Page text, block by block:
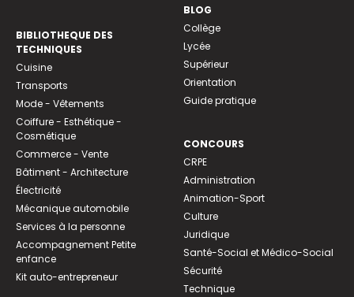
BIBLIOTHEQUE DES
TECHNIQUES
Cuisine
Transports
Mode - Vêtements
Coiffure - Esthétique -
Cosmétique
Commerce - Vente
Bâtiment - Architecture
Électricité
Mécanique automobile
Services à la personne
Accompagnement Petite
enfance
Kit auto-entrepreneur
BLOG
Collège
Lycée
Supérieur
Orientation
Guide pratique
CONCOURS
CRPE
Administration
Animation-Sport
Culture
Juridique
Santé-Social et Médico-Social
Sécurité
Technique